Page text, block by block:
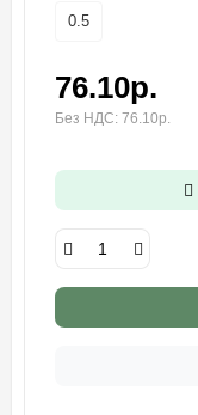
0.5
76.10р.
Без НДС: 76.10р.